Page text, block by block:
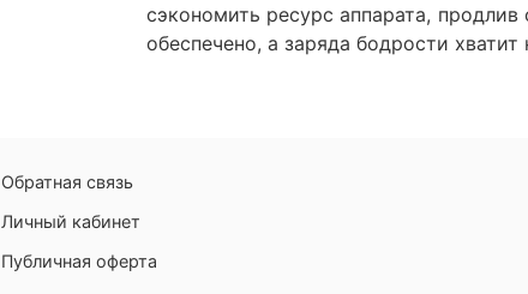
сэкономить ресурс аппарата,
обеспечено, а заряда бодрости хватит
Обратная связь
Личный кабинет
Публичная оферта